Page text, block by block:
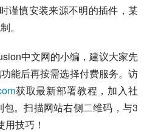
谨慎安装来源不明的插件，某
。
中文网的小编，建议大家先
能后再按需选择付费服务。访
获取最新部署教程，加入社
。扫描网站右侧二维码，与3
技巧！